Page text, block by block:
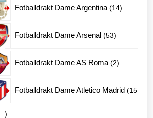
Fotballdrakt Dame Argentina 1414
Fotballdrakt Dame Arsenal 5353
Fotballdrakt Dame AS Roma 22
Fotballdrakt Dame Atletico Madrid 15
15